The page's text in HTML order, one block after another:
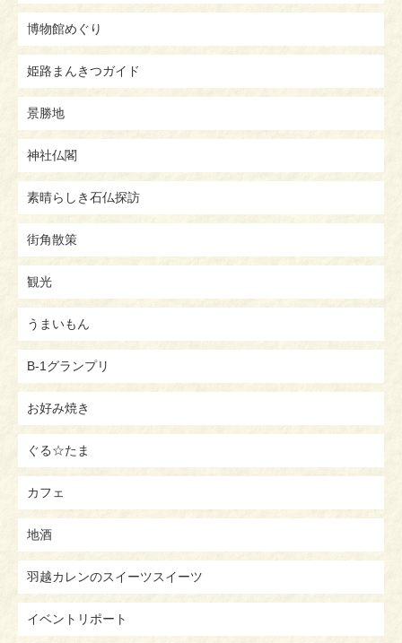
博物館めぐり
姫路まんきつガイド
景勝地
神社仏閣
素晴らしき石仏探訪
街角散策
観光
うまいもん
B-1グランプリ
お好み焼き
ぐる☆たま
カフェ
地酒
羽越カレンのスイーツスイーツ
イベントリポート